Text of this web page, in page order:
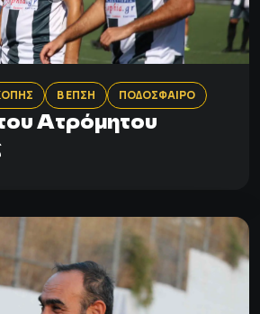
Β ΕΠΣΗ ΠΟΔΟΣΦΑΙΡΟ
Ατρόμητου